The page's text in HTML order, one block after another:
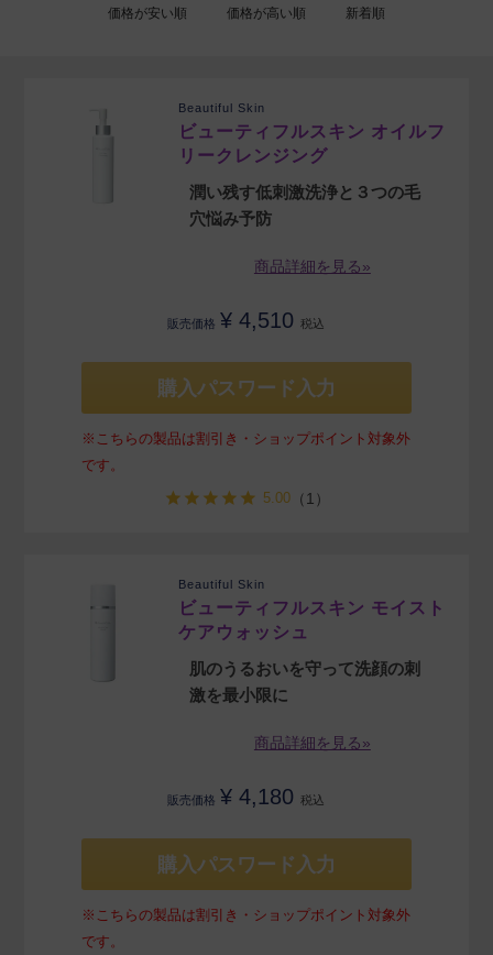
価格が安い順 価格が高い順 新着順
Beautiful Skin
ビューティフルスキン オイルフ
リークレンジング
潤い残す低刺激洗浄と３つの毛
穴悩み予防
商品詳細を見る»
販売価格 ¥ 4,510 税込
購入パスワード入力
※こちらの製品は割引き・ショップポイント対象外
です。
5.00（1）
Beautiful Skin
ビューティフルスキン モイスト
ケアウォッシュ
肌のうるおいを守って洗顔の刺
激を最小限に
商品詳細を見る»
販売価格 ¥ 4,180 税込
購入パスワード入力
※こちらの製品は割引き・ショップポイント対象外
です。